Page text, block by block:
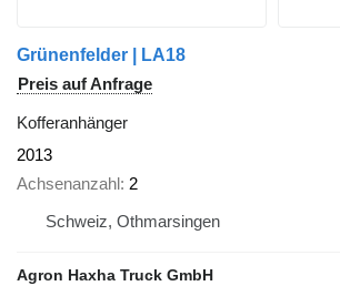
Grünenfelder | LA18
Preis auf Anfrage
Kofferanhänger
2013
Achsenanzahl 2
Schweiz, Othmarsingen
Agron Haxha Truck GmbH